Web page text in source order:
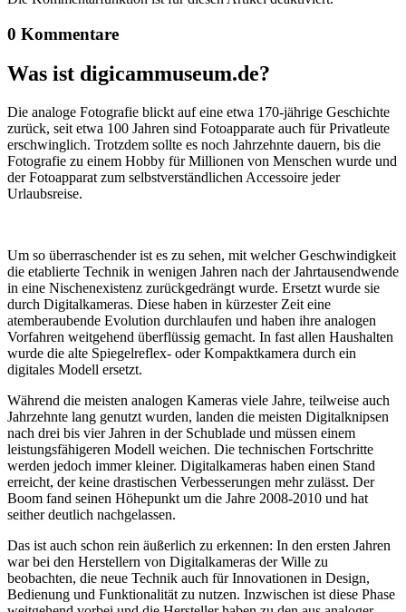
0 Kommentare
Was ist digicammuseum.de?
Die analoge Fotografie blickt auf eine etwa 170-jährige Geschichte
zurück, seit etwa 100 Jahren sind Fotoapparate auch für Privatleute
erschwinglich. Trotzdem sollte es noch Jahrzehnte dauern, bis die
Fotografie zu einem Hobby für Millionen von Menschen wurde und
der Fotoapparat zum selbstverständlichen Accessoire jeder
Urlaubsreise.
Um so überraschender ist es zu sehen, mit welcher Geschwindigkeit
die etablierte Technik in wenigen Jahren nach der Jahrtausendwende
in eine Nischenexistenz zurückgedrängt wurde. Ersetzt wurde sie
durch Digitalkameras. Diese haben in kürzester Zeit eine
atemberaubende Evolution durchlaufen und haben ihre analogen
Vorfahren weitgehend überflüssig gemacht. In fast allen Haushalten
wurde die alte Spiegelreflex- oder Kompaktkamera durch ein
digitales Modell ersetzt.
Während die meisten analogen Kameras viele Jahre, teilweise auch
Jahrzehnte lang genutzt wurden, landen die meisten Digitalknipsen
nach drei bis vier Jahren in der Schublade und müssen einem
leistungsfähigeren Modell weichen. Die technischen Fortschritte
werden jedoch immer kleiner. Digitalkameras haben einen Stand
erreicht, der keine drastischen Verbesserungen mehr zulässt. Der
Boom fand seinen Höhepunkt um die Jahre 2008-2010 und hat
seither deutlich nachgelassen.
Das ist auch schon rein äußerlich zu erkennen: In den ersten Jahren
war bei den Herstellern von Digitalkameras der Wille zu
beobachten, die neue Technik auch für Innovationen in Design,
Bedienung und Funktionalität zu nutzen. Inzwischen ist diese Phase